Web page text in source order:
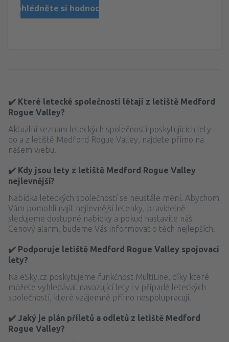
Prohlédněte si hodnocení
✔️ Které letecké společnosti létají z letiště Medford
Rogue Valley?
Aktuální seznam leteckých společností poskytujících lety
do a z letiště Medford Rogue Valley, najdete přímo na
našem webu.
✔️ Kdy jsou lety z letiště Medford Rogue Valley
nejlevnější?
Nabídka leteckých společností se neustále mění. Abychom
Vám pomohli najít nejlevnější letenky, pravidelně
sledujeme dostupné nabídky a pokud nastavíte náš
Cenový alarm, budeme Vás informovat o těch nejlepších.
✔️ Podporuje letiště Medford Rogue Valley spojovací
lety?
Na eSky.cz poskytujeme funkčnost MultiLine, díky které
můžete vyhledávat navazující lety i v případě leteckých
společností, které vzájemně přímo nespolupracují.
✔️ Jaký je plán příletů a odletů z letiště Medford
Rogue Valley?